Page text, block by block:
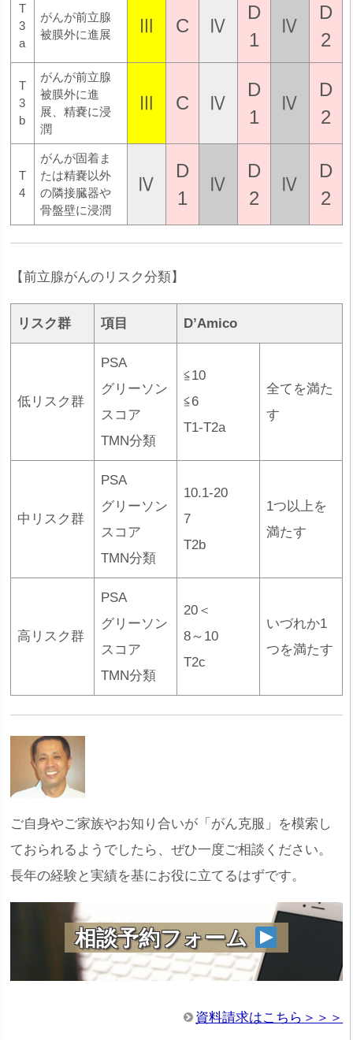
T
3
a
がんが前立腺
被膜外に進展
Ⅲ C Ⅳ
D
1
Ⅳ
D
2
T
3
b
がんが前立腺
被膜外に進
展、精嚢に浸
潤
Ⅲ C Ⅳ
D
1
Ⅳ
D
2
T
4
がんが固着ま
たは精嚢以外
の隣接臓器や
骨盤壁に浸潤
Ⅳ
D
1
Ⅳ
D
2
Ⅳ
D
2
【前立腺がんのリスク分類】
リスク群 項目 D’Amico
低リスク群
PSA
グリーソン
スコア
TMN分類
≦10
≦6
T1-T2a
全てを満た
す
中リスク群
PSA
グリーソン
スコア
TMN分類
10.1-20
7
T2b
1つ以上を
満たす
高リスク群
PSA
グリーソン
スコア
TMN分類
20＜
8～10
T2c
いづれか1
つを満たす
ご自身やご家族やお知り合いが「がん克服」を模索し
ておられるようでしたら、ぜひ一度ご相談ください。
長年の経験と実績を基にお役に立てるはずです。
相談予約フォーム
資料請求はこちら＞＞＞